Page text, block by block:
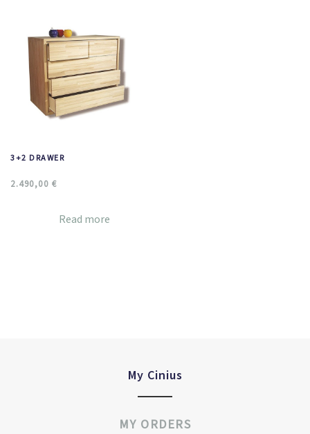
3+2 DRAWER
2.490,00 €
Read more
My Cinius
MY ORDERS